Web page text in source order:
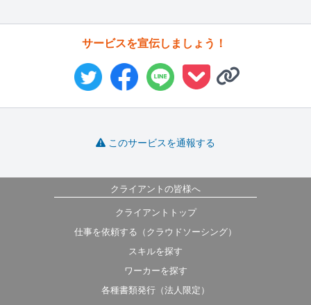
サービスを宣伝しましょう！
このサービスを通報する
クライアントの皆様へ
クライアントトップ
仕事を依頼する（クラウドソーシング）
スキルを探す
ワーカーを探す
各種書類発行（法人限定）